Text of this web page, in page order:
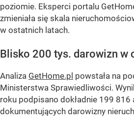
poziomie. Eksperci portalu
zmieniała się skala
w ostatnich latach.
Blisko 200 tys. darowizn w
Analiza GetHome.pl powstała na
Ministerstwa Sprawiedliwości.
roku podpisano dokładnie 199
dokumentujących darowizny